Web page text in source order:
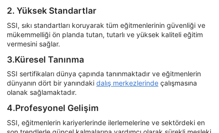
2. Yüksek Standartlar
SSI, sıkı standartları koruyarak tüm eğitmenlerinin güvenliği ve
mükemmelliği ön planda tutan, tutarlı ve yüksek kaliteli eğitim
vermesini sağlar.
3.Küresel Tanınma
SSI sertifikaları dünya çapında tanınmaktadır ve eğitmenlerin
dünyanın dört bir yanındaki dalış merkezlerinde çalışmasına
olanak sağlamaktadır.
4.Profesyonel Gelişim
SSI, eğitmenlerin kariyerlerinde ilerlemelerine ve sektördeki en